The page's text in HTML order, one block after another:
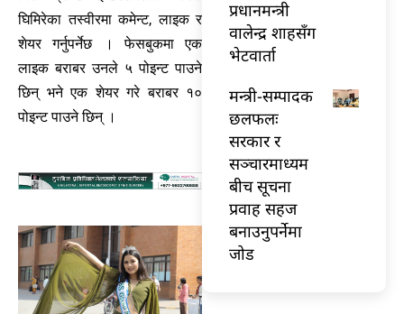
घिमिरेका तस्वीरमा कमेन्ट, लाइक र
शेयर गर्नुपर्नेछ । फेसबुकमा एक
लाइक बराबर उनले ५ पोइन्ट पाउने
छिन् भने एक शेयर गरे बराबर १०
पोइन्ट पाउने छिन् ।
प्रधानमन्त्री
वालेन्द्र शाहसँग
भेटवार्ता
मन्त्री-सम्पादक
छलफलः
सरकार र
सञ्चारमाध्यम
बीच सूचना
प्रवाह सहज
बनाउनुपर्नेमा
जोड